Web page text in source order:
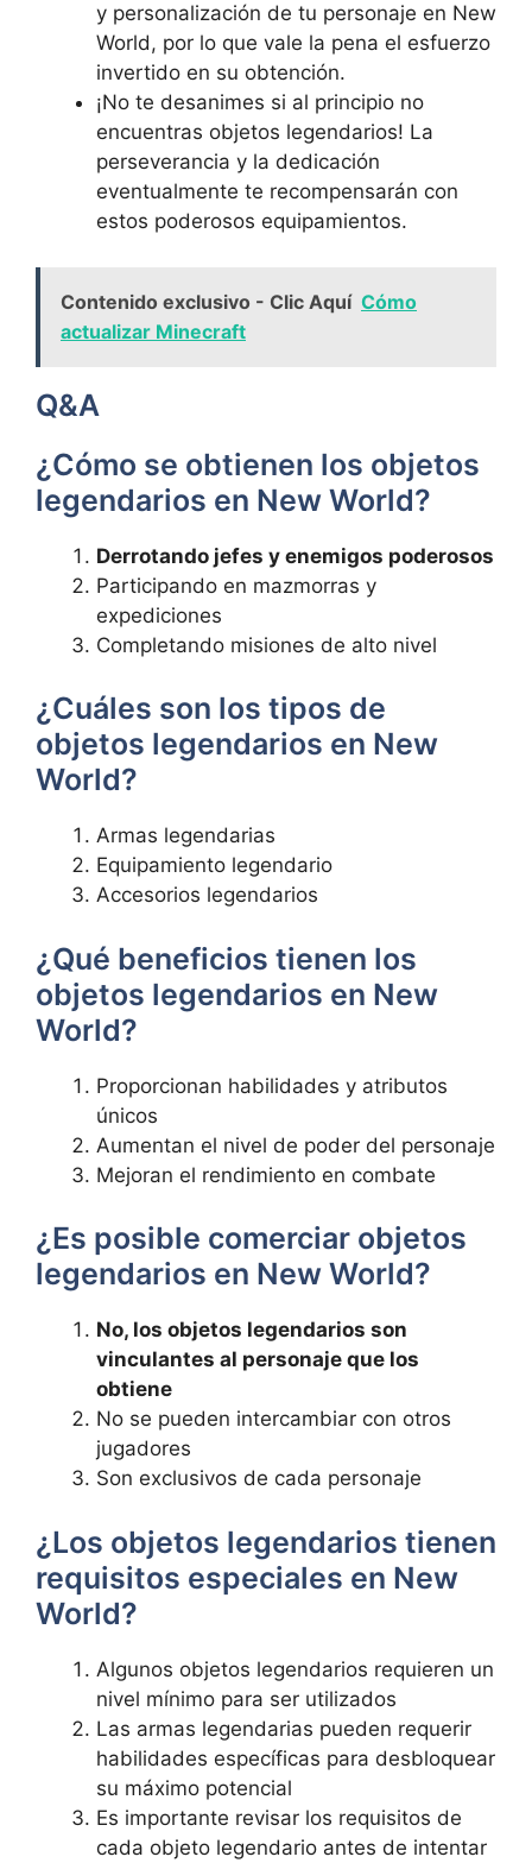
y personalización de tu personaje en New
World, por lo que vale la pena el esfuerzo
invertido en su obtención.
¡No te desanimes si al principio no
encuentras objetos legendarios! La
perseverancia y la dedicación
eventualmente te recompensarán con
estos poderosos equipamientos.
Contenido exclusivo - Clic Aquí Cómo
actualizar Minecraft
Q&A
¿Cómo se obtienen los objetos
legendarios en New World?
Derrotando jefes y enemigos poderosos
Participando en mazmorras y
expediciones
Completando misiones de alto nivel
¿Cuáles son los tipos de
objetos legendarios en New
World?
Armas legendarias
Equipamiento legendario
Accesorios legendarios
¿Qué beneficios tienen los
objetos legendarios en New
World?
Proporcionan habilidades y atributos
únicos
Aumentan el nivel de poder del personaje
Mejoran el rendimiento en combate
¿Es posible comerciar objetos
legendarios en New World?
No, los objetos legendarios son
vinculantes al personaje que los
obtiene
No se pueden intercambiar con otros
jugadores
Son exclusivos de cada personaje
¿Los objetos legendarios tienen
requisitos especiales en New
World?
Algunos objetos legendarios requieren un
nivel mínimo para ser utilizados
Las armas legendarias pueden requerir
habilidades específicas para desbloquear
su máximo potencial
Es importante revisar los requisitos de
cada objeto legendario antes de intentar